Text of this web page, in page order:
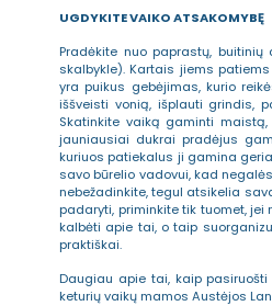
UGDYKITE VAIKO ATSAKOMYBĘ
Pradėkite nuo paprastų, buitinių
skalbykle). Kartais jiems
yra puikus gebėjimas, kurio
iššveisti vonią, išplauti grindis,
Skatinkite vaiką gaminti
jauniausiai dukrai pradėjus
kuriuos patiekalus ji gamina
savo būrelio vadovui, kad
nebežadinkite, tegul atsikelia
padaryti, priminkite tik tuomet,
kalbėti apie tai, o taip
praktiškai.
Daugiau apie tai, kaip
keturių vaikų mamos Austėjos